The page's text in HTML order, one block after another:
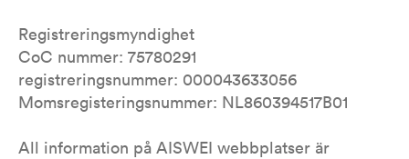
Registreringsmyndighet
CoC nummer: 75780291
registreringsnummer: 000043633056
Momsregisteringsnummer: NL860394517B01
All information på AISWEI webbplatser är